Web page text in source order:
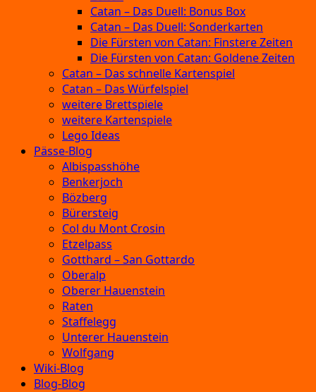
Catan – Das Duell: Bonus Box
Catan – Das Duell: Sonderkarten
Die Fürsten von Catan: Finstere Zeiten
Die Fürsten von Catan: Goldene Zeiten
Catan – Das schnelle Kartenspiel
Catan – Das Würfelspiel
weitere Brettspiele
weitere Kartenspiele
Lego Ideas
Pässe-Blog
Albispasshöhe
Benkerjoch
Bözberg
Bürersteig
Col du Mont Crosin
Etzelpass
Gotthard – San Gottardo
Oberalp
Oberer Hauenstein
Raten
Staffelegg
Unterer Hauenstein
Wolfgang
Wiki-Blog
Blog-Blog